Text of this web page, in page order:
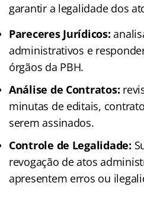
garantir a legalidade dos
Pareceres Jurídicos:
administrativos e
órgãos da PBH.
Análise de Contratos:
minutas de editais,
serem assinados.
Controle de Legalidade:
revogação de atos
apresentem erros ou